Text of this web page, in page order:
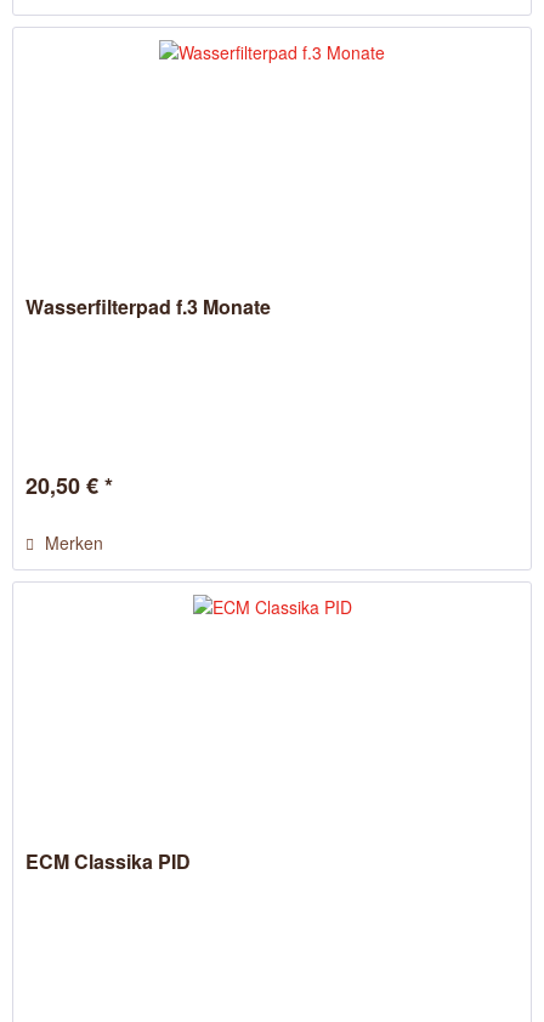
Wasserfilterpad f.3 Monate
20,50 € *
Merken
ECM Classika PID